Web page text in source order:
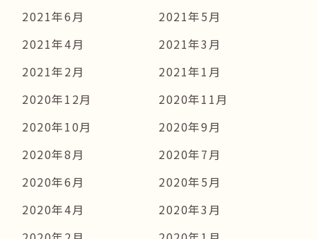
2021年6月
2021年5月
2021年4月
2021年3月
2021年2月
2021年1月
2020年12月
2020年11月
2020年10月
2020年9月
2020年8月
2020年7月
2020年6月
2020年5月
2020年4月
2020年3月